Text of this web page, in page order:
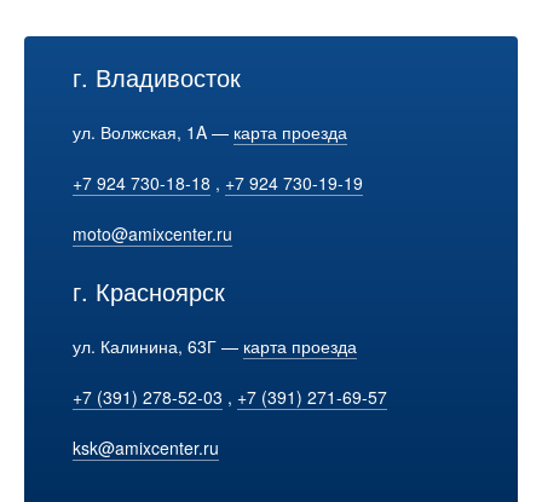
г. Владивосток
ул. Волжская, 1A — карта проезда
+7 924 730-18-18 , +7 924 730-19-19
moto@amixcenter.ru
г. Красноярск
ул. Калинина, 63Г — карта проезда
+7 (391) 278-52-03 , +7 (391) 271-69-57
ksk@amixcenter.ru